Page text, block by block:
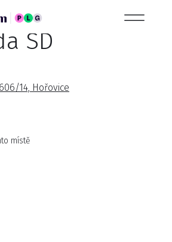
SD
14, Hořovice
místě